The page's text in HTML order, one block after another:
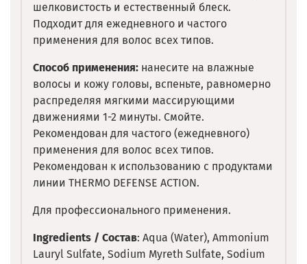
шелковистость и естественный блеск.
Подходит для ежедневного и частого
применения для волос всех типов.
Способ применения: нанесите на влажные
волосы и кожу головы, вспеньте, равномерно
распределяя мягкими массирующими
движениями 1-2 минуты. Смойте.
Рекомендован для частого (ежедневного)
применения для волос всех типов.
Рекомендован к использованию с продуктами
линии THERMO DEFENSE ACTION.
Для профессионального применения.
Ingredients / Состав: Aqua (Water), Ammonium
Lauryl Sulfate, Sodium Myreth Sulfate, Sodium